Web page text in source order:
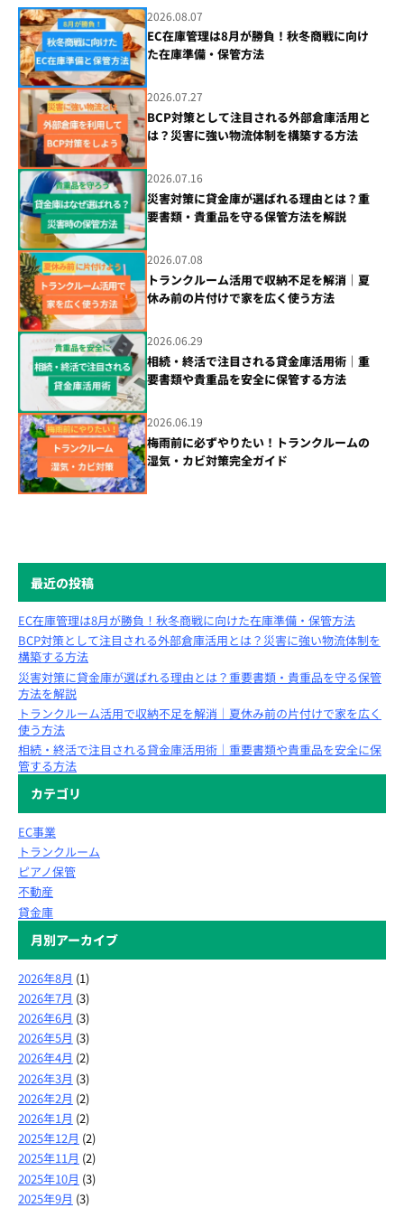
2026.08.07
EC在庫管理は8月が勝負！秋冬商戦に向け
た在庫準備・保管方法
2026.07.27
BCP対策として注目される外部倉庫活用と
は？災害に強い物流体制を構築する方法
2026.07.16
災害対策に貸金庫が選ばれる理由とは？重
要書類・貴重品を守る保管方法を解説
2026.07.08
トランクルーム活用で収納不足を解消｜夏
休み前の片付けで家を広く使う方法
2026.06.29
相続・終活で注目される貸金庫活用術｜重
要書類や貴重品を安全に保管する方法
2026.06.19
梅雨前に必ずやりたい！トランクルームの
湿気・カビ対策完全ガイド
最近の投稿
EC在庫管理は8月が勝負！秋冬商戦に向けた在庫準備・保管方法
BCP対策として注目される外部倉庫活用とは？災害に強い物流体制を
構築する方法
災害対策に貸金庫が選ばれる理由とは？重要書類・貴重品を守る保管
方法を解説
トランクルーム活用で収納不足を解消｜夏休み前の片付けで家を広く
使う方法
相続・終活で注目される貸金庫活用術｜重要書類や貴重品を安全に保
管する方法
カテゴリ
EC事業
トランクルーム
ピアノ保管
不動産
貸金庫
月別アーカイブ
2026年8月 (1)
2026年7月 (3)
2026年6月 (3)
2026年5月 (3)
2026年4月 (2)
2026年3月 (3)
2026年2月 (2)
2026年1月 (2)
2025年12月 (2)
2025年11月 (2)
2025年10月 (3)
2025年9月 (3)